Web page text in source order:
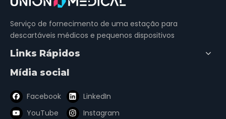
Serviço de fornecimento de uma estação para
descartáveis ​​médicos e pequenos dispositivos
Links Rápidos
Mídia social
Facebook
LinkedIn
YouTube
Instagram